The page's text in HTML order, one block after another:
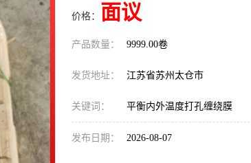
价格： 面议
产品数量： 9999.00卷
发货地址： 江苏省苏州太仓市
关键词： 平衡内外温度打孔缠绕膜
发布日期： 2026-08-07